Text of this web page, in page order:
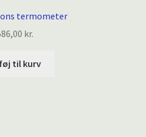
termometer
kr.
til kurv